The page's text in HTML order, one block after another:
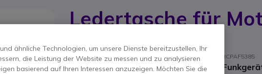
Ledertasche für
Produkt-Referenz: MORLN5385 // Hersteller-Referenz: 63CPAF5385
Ledertasche mit 3 "Clip für Motorola
ähnliche Technologien, um unsere Dienste bereitzustellen, Ihr
die Leistung der Website zu messen und zu analysieren
basierend auf Ihren Interessen anzuzeigen. Möchten Sie die